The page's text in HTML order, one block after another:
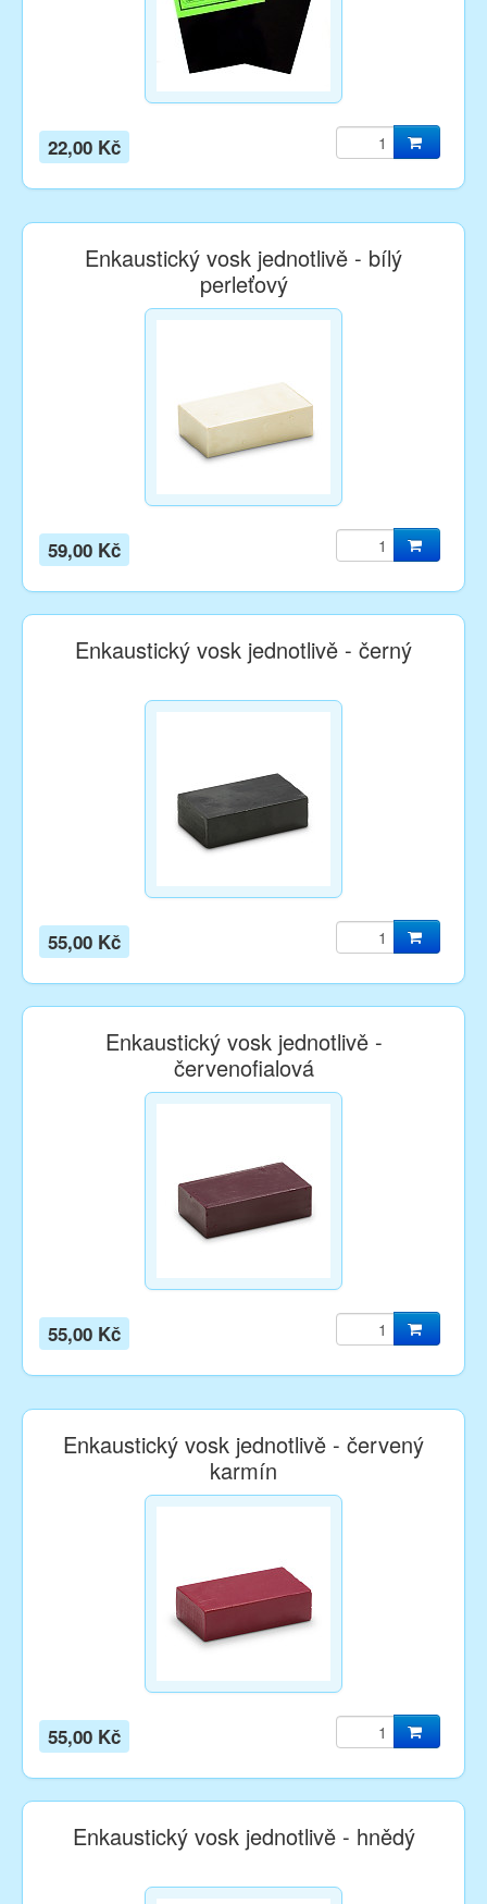
22,00 Kč
Enkaustický vosk jednotlivě - bílý
perleťový
59,00 Kč
Enkaustický vosk jednotlivě - černý
55,00 Kč
Enkaustický vosk jednotlivě -
červenofialová
55,00 Kč
Enkaustický vosk jednotlivě - červený
karmín
55,00 Kč
Enkaustický vosk jednotlivě - hnědý